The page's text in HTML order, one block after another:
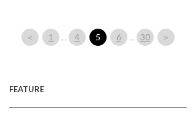
＜ 1 … 4 5 6 … 30 ＞
FEATURE